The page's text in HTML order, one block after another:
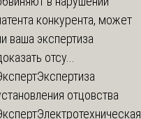
конкурента, может
ваша экспертиза
отсу...
Экспертиза
отцовства
Электротехническая